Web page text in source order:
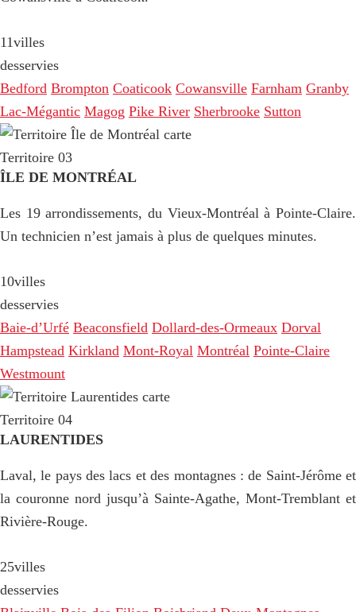
11villes
desservies
Bedford Brompton Coaticook Cowansville Farnham Granby
Lac-Mégantic Magog Pike River Sherbrooke Sutton
Territoire 03
ÎLE DE MONTRÉAL
Les 19 arrondissements, du Vieux-Montréal à Pointe-Claire.
Un technicien n’est jamais à plus de quelques minutes.
10villes
desservies
Baie-d’Urfé Beaconsfield Dollard-des-Ormeaux Dorval
Hampstead Kirkland Mont-Royal Montréal Pointe-Claire
Westmount
Territoire 04
LAURENTIDES
Laval, le pays des lacs et des montagnes : de Saint-Jérôme et
la couronne nord jusqu’à Sainte-Agathe, Mont-Tremblant et
Rivière-Rouge.
25villes
desservies